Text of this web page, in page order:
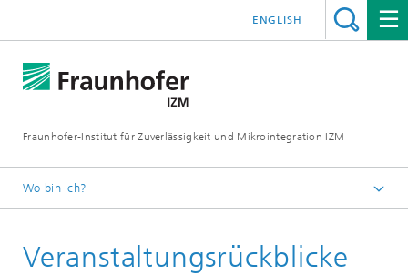
Fraunhofer-Institut für Zuverlässigkeit und Mikrointegration IZM
ENGLISH
Wo bin ich?
News & Veranstaltungen
Veranstaltungsrückblicke